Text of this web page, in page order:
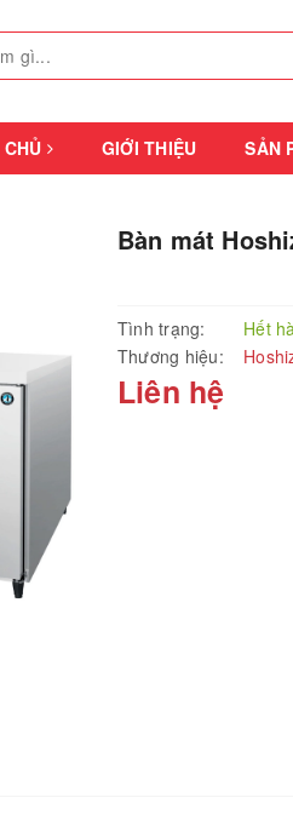
GIỚI THIỆU SẢN
Bàn mát
Tình trạng:
Hết
Thương hiệu:
Liên hệ